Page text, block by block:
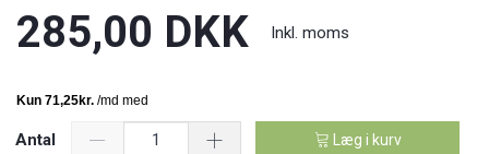
285,00 DKK Inkl. moms
Antal Læg i kurv